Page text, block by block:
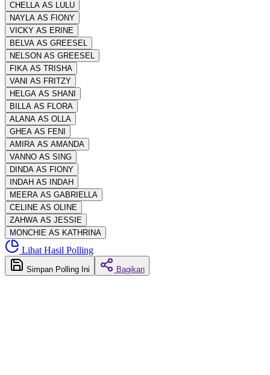
CHELLA AS LULU
NAYLA AS FIONY
VICKY AS ERINE
BELVA AS GREESEL
NELSON AS GREESEL
FIKA AS TRISHA
VANI AS FRITZY
HELGA AS SHANI
BILLA AS FLORA
ALANA AS OLLA
GHEA AS FENI
AMIRA AS AMANDA
VANNO AS SING
DINDA AS FIONY
INDAH AS INDAH
MEERA AS GABRIELLA
CELINE AS OLINE
ZAHWA AS JESSIE
MONCHIE AS KATHRINA
Lihat Hasil Polling
Simpan Polling Ini Bagikan